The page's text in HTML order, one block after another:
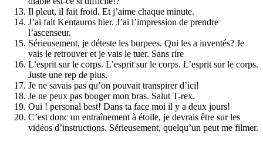
Il pleut, il fait froid. Et j’aime chaque minute.
J’ai fait Kentauros hier. J’ai l’impression de prendre
l’ascenseur.
Sérieusement, je déteste les burpees. Qui les a inventés? Je
vais le retrouver et je vais le tuer. Sans rire
L’esprit sur le corps. L’esprit sur le corps. L’esprit sur le corps.
Juste une rep de plus.
Je ne savais pas qu’on pouvait transpirer d’ici!
Je ne peux pas bouger mon bras. Salut T-rex.
Oui ! personal best! Dans ta face moi il y a deux jours!
C’est donc un entraînement à étoile, je devrais être sur les
vidéos d’instructions. Sérieusement, quelqu’un peut me filmer.